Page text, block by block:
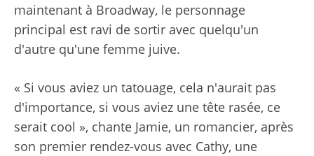
maintenant à Broadway, le personnage
principal est ravi de sortir avec quelqu'un
d'autre qu'une femme juive.
« Si vous aviez un tatouage, cela n'aurait pas
d'importance, si vous aviez une tête rasée, ce
serait cool », chante Jamie, un romancier, après
son premier rendez-vous avec Cathy, une